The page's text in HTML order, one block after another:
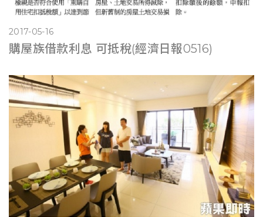
2017-05-16
購屋族借款利息 可抵稅(經濟日報0516)